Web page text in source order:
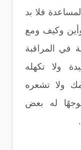
فلا بد
وكيف ومع
في المراقبة
ولا تكهله
ولا تشعره
له بعض